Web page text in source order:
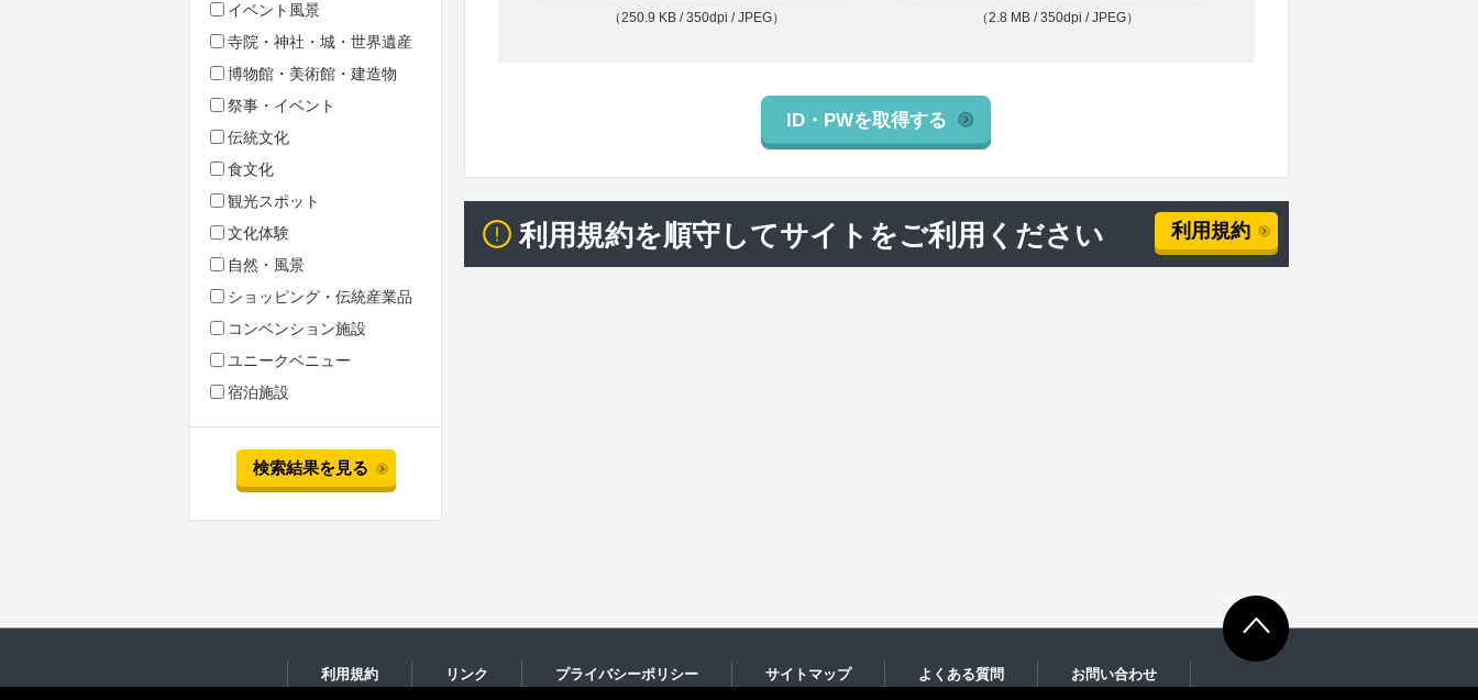
イベント風景
寺院・神社・城・世界遺産
博物館・美術館・建造物
祭事・イベント
伝統文化
食文化
観光スポット
文化体験
自然・風景
ショッピング・伝統産業品
コンベンション施設
ユニークベニュー
宿泊施設
検索結果を見る
（250.9 KB / 350dpi / JPEG） （2.8 MB / 350dpi / JPEG）
ID・PWを取得する
利用規約を順守してサイトをご利用ください 利用規約
利用規約 リンク プライバシーポリシー サイトマップ よくある質問 お問い合わせ